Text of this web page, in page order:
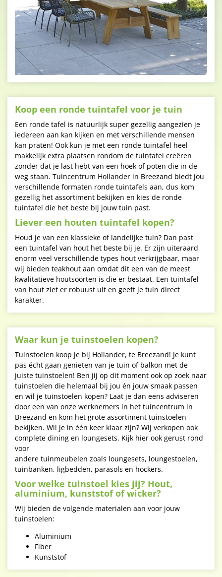
Koop een ronde tuintafel voor je tuin
Een ronde tafel is natuurlijk super gezellig aangezien je
iedereen aan kan kijken en met verschillende mensen
kan praten! Ook kun je met een ronde tuintafel heel
makkelijk extra plaatsen rondom de tuintafel creëren
zonder dat je last hebt van een hoek of poten die in de
weg staan. Tuincentrum Hollander in Breezand biedt jou
verschillende formaten ronde tuintafels aan, dus kom
gezellig het assortiment bekijken en kies de ronde
tuintafel die het beste bij jouw tuin past.
Liever een houten tuintafel kopen?
Houd je van een klassieke of landelijke tuin? Dan past
een tuintafel van hout het beste bij je. Er zijn uiteraard
enorm veel verschillende types hout verkrijgbaar, maar
wij bieden teakhout aan omdat dit een van de meest
kwalitatieve houtsoorten is die er bestaat. Een tuintafel
van hout ziet er robuust uit en geeft je tuin direct
karakter.
Waar kun je tuinstoelen kopen?
Tuinstoelen koop je bij Hollander, te Breezand! Je kunt
pas écht gaan genieten van je tuin of balkon met de
juiste tuinstoelen! Ben jij op dit moment ook op zoek naar
tuinstoelen die helemaal bij jou én jouw smaak passen
en wil je tuinstoelen kopen? Laat je dan eens adviseren
door een van onze werknemers in het tuincentrum in
Breezand en kom het grote assortiment tuinstoelen
bekijken. Wil je in één keer klaar zijn? Wij verkopen ook
complete dining en loungesets. Kijk hier ook gerust rond
voor
andere tuinmeubelen zoals loungesets, loungestoelen,
tuinbanken, ligbedden, parasols en hockers.
Voor welke tuinstoel kies jij? Hout,
aluminium, kunststof of wicker?
Wij bieden de volgende materialen aan voor jouw
tuinstoelen:
Aluminium
Fiber
Kunststof